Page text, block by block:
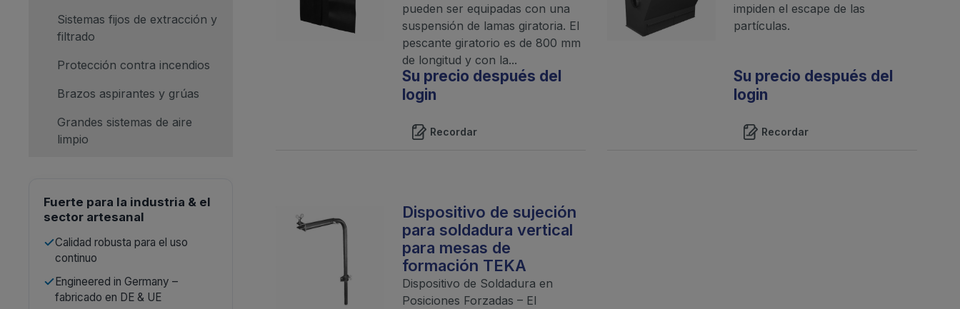
Sistemas fijos de extracción y
filtrado
Protección contra incendios
Brazos aspirantes y grúas
Grandes sistemas de aire
limpio
Fuerte para la industria & el
sector artesanal
Calidad robusta para el uso
continuo
Engineered in Germany –
fabricado en DE & UE
pueden ser equipadas con una
suspensión de lamas giratoria. El
pescante giratorio es de 800 mm
de longitud y con la...
Su precio después del
login
Recordar
impiden el escape de las
partículas.
Su precio después del
login
Recordar
Dispositivo de sujeción
para soldadura vertical
para mesas de
formación TEKA
Dispositivo de Soldadura en
Posiciones Forzadas – El